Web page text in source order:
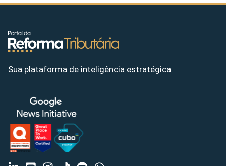
Sua plataforma de inteligência estratégica